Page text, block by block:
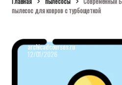
пылесос для ковров с турбощеткой
archicadcourses.ru
12/01/2026